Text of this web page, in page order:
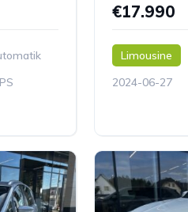
€17.990
Limousine
2024-06-27